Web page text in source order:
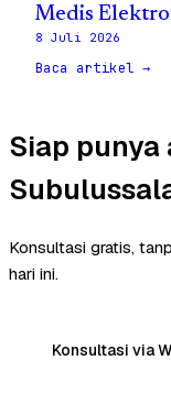
Medis
8 Juli 2026
Baca artikel →
Siap
Konsultasi gratis,
hari ini.
Konsultasi via